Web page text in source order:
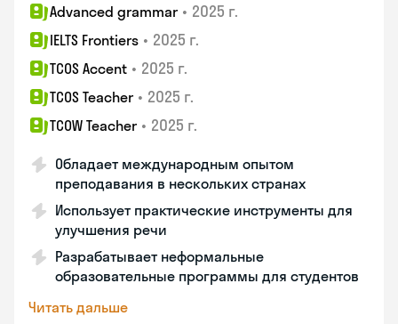
Advanced grammar • 2025 г.
IELTS Frontiers • 2025 г.
TCOS Accent • 2025 г.
TCOS Teacher • 2025 г.
TCOW Teacher • 2025 г.
Обладает международным опытом
преподавания в нескольких странах
Использует практические инструменты для
улучшения речи
Разрабатывает неформальные
образовательные программы для студентов
Читать дальше